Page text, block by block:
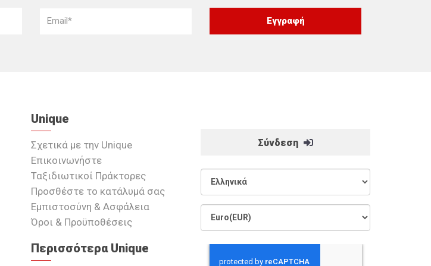
Unique
Σχετικά με την Unique
Επικοινωνήστε
Ταξιδιωτικοί Πράκτορες
Προσθέστε το κατάλυμά σας
Εμπιστοσύνη & Ασφάλεια
Όροι & Προϋποθέσεις
Περισσότερα Unique
Σύνδεση